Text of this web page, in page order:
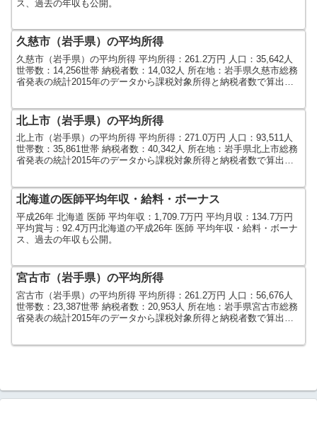
ス、過去の年収も公開。
久慈市（岩手県）の平均所得
久慈市（岩手県）の平均所得 平均所得：261.2万円 人口：35,642人
世帯数：14,256世帯 納税者数：14,032人 所在地：岩手県久慈市総務
省発表の統計2015年のデータから課税対象所得と納税者数で算出し
北上市（岩手県）の平均所得
北上市（岩手県）の平均所得 平均所得：271.0万円 人口：93,511人
世帯数：35,861世帯 納税者数：40,342人 所在地：岩手県北上市総務
省発表の統計2015年のデータから課税対象所得と納税者数で算出し
北海道の医師平均年収・給料・ボーナス
平成26年 北海道 医師 平均年収：1,709.7万円 平均月収：134.7万円
平均賞与：92.4万円北海道の平成26年 医師 平均年収・給料・ボーナ
ス、過去の年収も公開。
宮古市（岩手県）の平均所得
宮古市（岩手県）の平均所得 平均所得：261.2万円 人口：56,676人
世帯数：23,387世帯 納税者数：20,953人 所在地：岩手県宮古市総務
省発表の統計2015年のデータから課税対象所得と納税者数で算出し